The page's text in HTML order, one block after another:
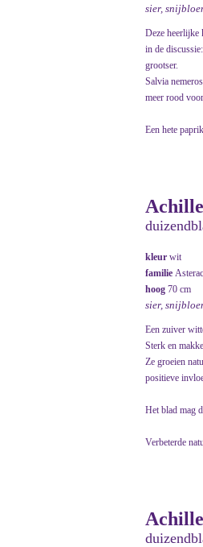
sier,
Deze heerlijke
in de
grootser.
Salvia
meer rood
Een hete
kleur wit
familie
hoog 70 cm
sier,
Een zuiver
Sterk en
Ze groeien
positieve
Het blad mag
Verbeterde